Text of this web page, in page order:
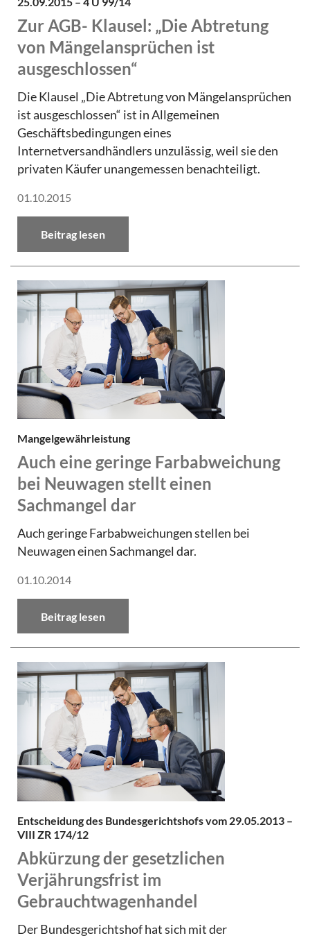
Zur AGB- Klausel: „Die Abtretung
von Mängelansprüchen ist
ausgeschlossen“
Die Klausel „Die Abtretung von Mängelansprüchen
ist ausgeschlossen“ ist in Allgemeinen
Geschäftsbedingungen eines
Internetversandhändlers unzulässig, weil sie den
privaten Käufer unangemessen benachteiligt.
01.10.2015
Beitrag lesen
Mangelgewährleistung
Auch eine geringe Farbabweichung
bei Neuwagen stellt einen
Sachmangel dar
Auch geringe Farbabweichungen stellen bei
Neuwagen einen Sachmangel dar.
01.10.2014
Beitrag lesen
Entscheidung des Bundesgerichtshofs vom 29.05.2013 –
VIII ZR 174/12
Abkürzung der gesetzlichen
Verjährungsfrist im
Gebrauchtwagenhandel
Der Bundesgerichtshof hat sich mit der